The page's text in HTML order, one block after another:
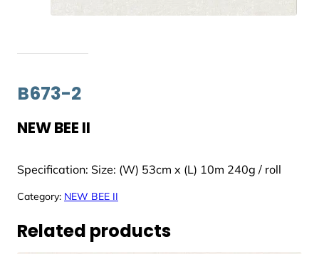
B673-2
NEW BEE II
Specification: Size: (W) 53cm x (L) 10m 240g / roll
Category: NEW BEE II
Related products